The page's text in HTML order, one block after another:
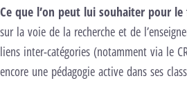
Ce que l’on peut lui souhaiter pour
sur la voie de la recherche et de
liens inter-catégories (notamment via le
encore une pédagogie active dans ses